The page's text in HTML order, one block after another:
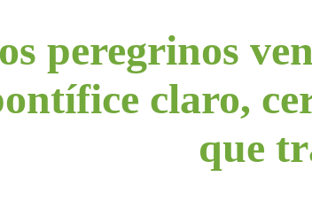
peregrinos
claro,
que